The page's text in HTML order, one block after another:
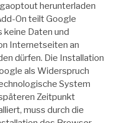
herunterladen
On teilt Google
keine Daten und
Internetseiten an
dürfen. Die Installation
als Widerspruch
System
Zeitpunkt
muss durch die